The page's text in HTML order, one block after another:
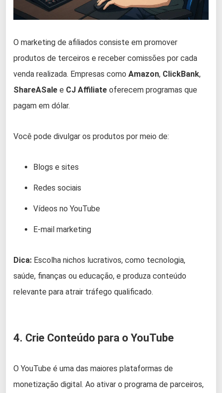
O marketing de afiliados consiste em promover
produtos de terceiros e receber comissões por cada
venda realizada. Empresas como Amazon, ClickBank,
ShareASale e CJ Affiliate oferecem programas que
pagam em dólar.
Você pode divulgar os produtos por meio de:
Blogs e sites
Redes sociais
Vídeos no YouTube
E-mail marketing
Dica: Escolha nichos lucrativos, como tecnologia,
saúde, finanças ou educação, e produza conteúdo
relevante para atrair tráfego qualificado.
4. Crie Conteúdo para o YouTube
O YouTube é uma das maiores plataformas de
monetização digital. Ao ativar o programa de parceiros,